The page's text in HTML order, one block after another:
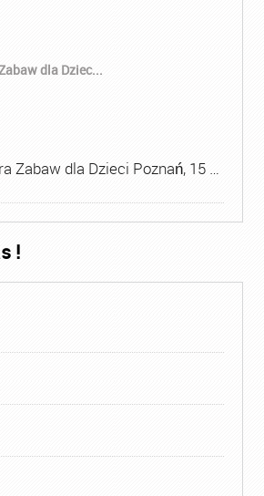
dla Dziec...
Zabaw dla Dzieci Poznań, 15 …
!